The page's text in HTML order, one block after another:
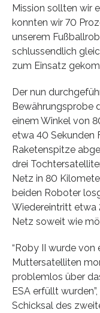
Mission sollten wir
konnten wir 70
unserem
schlussendlich
zum Einsatz
Der nun
Bewährungsprobe
einem Winkel von
etwa 40 Sekunden
Raketenspitze
drei
Netz in 80
beiden Roboter
Wiedereintritt etwa
Netz soweit wie
“Roby II wurde von
Muttersatelliten
problemlos über
ESA erfüllt
Schicksal des